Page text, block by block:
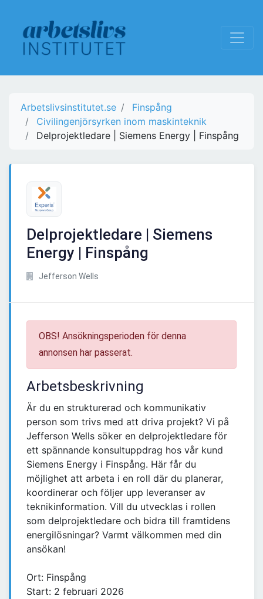
Arbetslivsinstitutet.se
Finspång
Civilingenjörsyrken inom maskinteknik
Delprojektledare | Siemens Energy | Finspång
Delprojektledare | Siemens
Energy | Finspång
Jefferson Wells
OBS! Ansökningsperioden för denna
annonsen har passerat.
Arbetsbeskrivning
Är du en strukturerad och kommunikativ
person som trivs med att driva projekt? Vi på
Jefferson Wells söker en delprojektledare för
ett spännande konsultuppdrag hos vår kund
Siemens Energy i Finspång. Här får du
möjlighet att arbeta i en roll där du planerar,
koordinerar och följer upp leveranser av
teknikinformation. Vill du utvecklas i rollen
som delprojektledare och bidra till framtidens
energilösningar? Varmt välkommen med din
ansökan!
Ort: Finspång
Start: 2 februari 2026